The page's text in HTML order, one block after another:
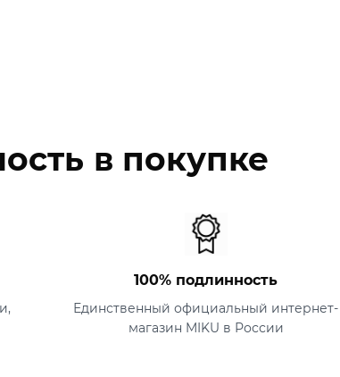
в покупке
100% подлинность
Единственный официальный интернет-
магазин MIKU в России